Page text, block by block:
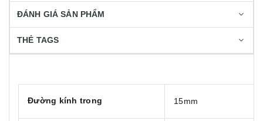
ĐÁNH GIÁ SẢN PHẨM
THẺ TAGS
Đường kính trong 15mm